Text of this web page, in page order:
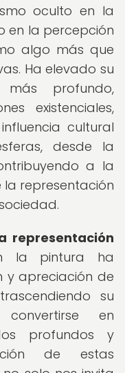
oculto en la
en la percepción
algo más que
Ha elevado su
profundo,
existenciales,
cultural
desde la
a la
representación
representación
la pintura ha
y apreciación de
su
en
profundos y
de estas